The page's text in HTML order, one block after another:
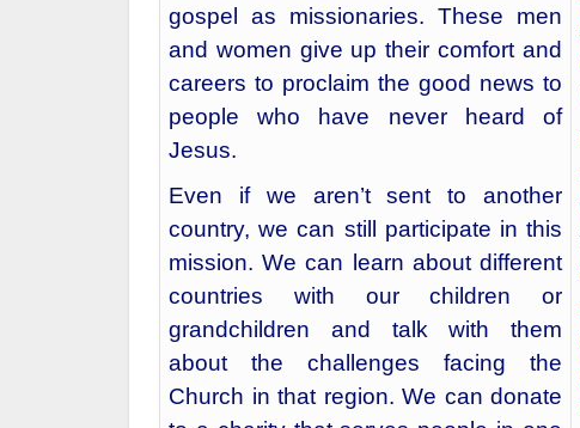
calls certain people to spread the
gospel as missionaries. These men
and women give up their comfort and
careers to proclaim the good news to
people who have never heard of
Jesus.
Even if we aren’t sent to another
country, we can still participate in this
mission. We can learn about different
countries with our children or
grandchildren and talk with them
about the challenges facing the